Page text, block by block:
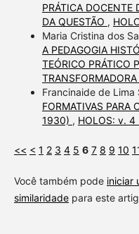
PRÁTICA DOCENTE
DA QUESTÃO ,
Maria Cristina dos
A PEDAGOGIA
TEÓRICO PRÁTICO
Francinaide de Lima
FORMATIVAS PARA
1930) , HOLOS: v.
<< < 1 2 3 4 5 6 7 8 9 10
Você também pode iniciar
similaridadepara este